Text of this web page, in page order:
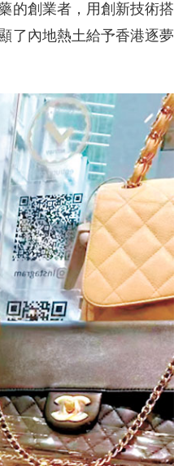
的創業者，用創新技術搭
了內地熱土給予香港逐夢